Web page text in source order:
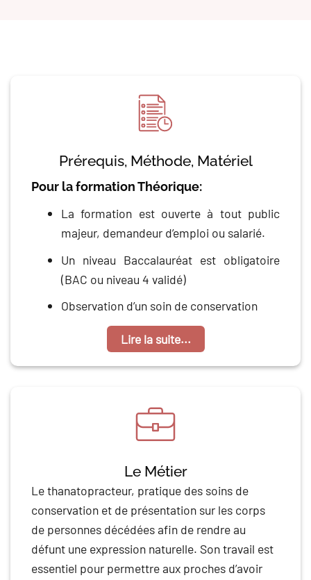
Prérequis, Méthode, Matériel
Pour la formation Théorique:
La formation est ouverte à tout public
majeur, demandeur d’emploi ou salarié.
Un niveau Baccalauréat est obligatoire
(BAC ou niveau 4 validé)
Observation d’un soin de conservation
Lire la suite...
Le Métier
Le thanatopracteur, pratique des soins de
conservation et de présentation sur les corps
de personnes décédées afin de rendre au
défunt une expression naturelle. Son travail est
essentiel pour permettre aux proches d’avoir